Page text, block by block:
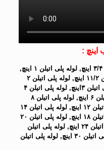
اینچ :
۱/۲ اینچ, لوله پلی اتیلن ۳/۴ اینچ, لوله پلی اتیلن ۱ اینچ,
لوله پلی اتیلن ۱۱/۴ اینچ, لوله پلی اتیلن ۱۱/۲ اینچ, لوله پلی اتیلن ۲
اینچ, لوله پلی اتیلن ۲۱/۲ اینچ, لوله پلی اتیلن ۳اینچ, لوله پلی اتیلن ۴
اینچ, لوله پلی اتیلن ۵ اینچ, لوله پلی اتیلن ۶ اینچ, لوله پلی اتیلن ۸
اینچ, لوله پلی اتیلن ۱۰ اینچ, لوله پلی اتیلن ۱۲ اینچ, لوله پلی اتیلن ۱۴
اینچ, لوله پلی اتیلن ۱۶ اینچ, لوله پلی اتیلن ۱۸ اینچ, لوله پلی اتیلن ۲۰
اینچ , لوله پلی اتیلن ۲۲ اینچ, لوله پلی اتیلن ۲۴ اینچ, لوله پلی اتیلن
۲۶ اینچ, لوله پلی اتیلن ۲۸ اینچ, لوله پلی اتیلن ۳۰ اینچ, لوله پلی اتیلن